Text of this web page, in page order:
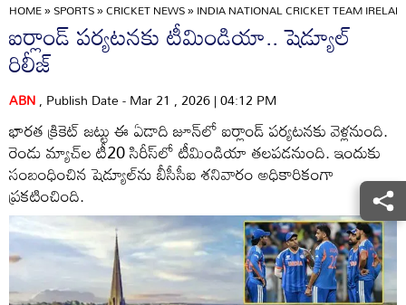
HOME»SPORTS»CRICKET NEWS»INDIA NATIONAL CRICKET TEAM
ఐర్లాండ్ పర్యటనకు టీమిండియా.. షెడ్యూల్
రిలీజ్
ABN, Publish Date - Mar 21 , 2026 | 04:12 PM
భారత క్రికెట్ జట్టు ఈ ఏడాది జూన్‌లో ఐర్లాండ్ పర్యటనకు వెళ్లనుంది.
రెండు మ్యాచ్‌ల టీ20 సిరీస్‌లో టీమిండియా తలపడనుంది. ఇందుకు
సంబంధించిన షెడ్యూల్‌ను బీసీసీఐ శనివారం అధికారికంగా
ప్రకటించింది.